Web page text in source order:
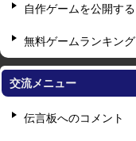
自作ゲームを公開する
無料ゲームランキング
交流メニュー
伝言板へのコメント